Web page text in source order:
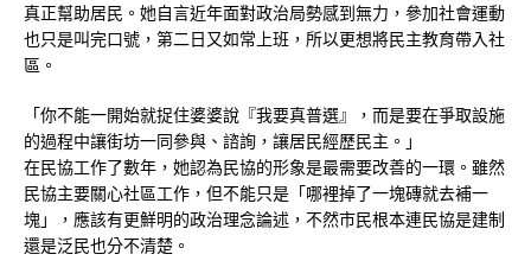
真正幫助居民。她自言近年面對政治局勢感到無力，參加社會運動
也只是叫完口號，第二日又如常上班，所以更想將民主教育帶入社
區。
「你不能一開始就捉住婆婆說『我要真普選』，而是要在爭取設施
的過程中讓街坊一同參與、諮詢，讓居民經歷民主。」
在民協工作了數年，她認為民協的形象是最需要改善的一環。雖然
民協主要關心社區工作，但不能只是「哪裡掉了一塊磚就去補一
塊」，應該有更鮮明的政治理念論述，不然市民根本連民協是建制
還是泛民也分不清楚。